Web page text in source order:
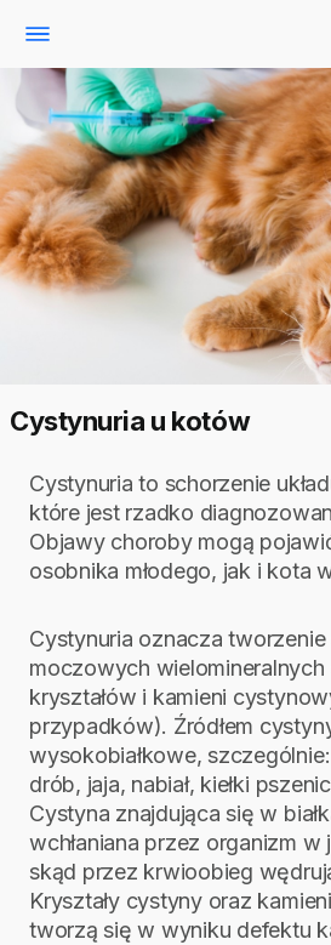
Cystynuria u kotów
Cystynuria to schorzenie
które jest rzadko
Objawy choroby mogą
osobnika młodego, jak i kota
Cystynuria oznacza
moczowych wielomineralnych
kryształów i kamieni
przypadków). Źródłem
wysokobiałkowe,
drób, jaja, nabiał, kiełki
Cystyna znajdująca się w
wchłaniana przez organizm w
skąd przez krwioobieg
Kryształy cystyny oraz
tworzą się w wyniku defektu